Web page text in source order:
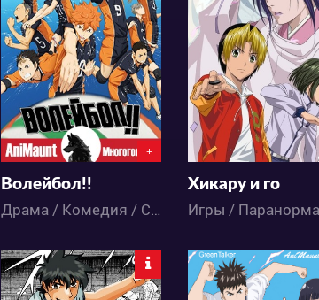
70512
20 265
+
Волейбол!!
Драма / Комедия / Спорт / Сёнэн / Школа / Аниме
16674
3 34
Хикару и го